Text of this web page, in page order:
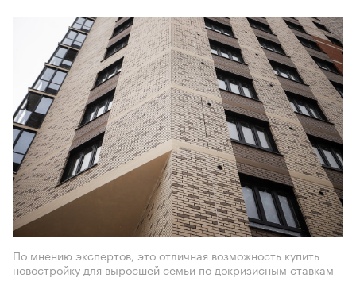
По мнению экспертов, это отличная возможность купить
новостройку для выросшей семьи по докризисным ставкам